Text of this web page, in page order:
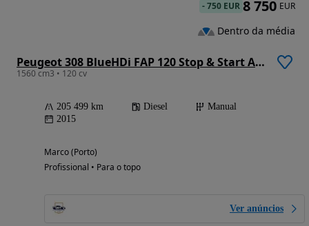
Peugeot 308 BlueHDi FAP 120 Stop & Start Allure
1560 cm3 • 120 cv
205 499 km Diesel
Manual
2015
Marco (Porto)
Profissional • Para o topo
Ver anúncios
-750 EUR 8 750 EUR
Dentro da média